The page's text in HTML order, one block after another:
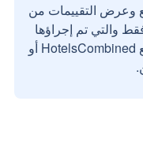
وعرض التقييمات من
والتي تم إجراؤها
بواسطة مستخدمين حقيقيين مع HotelsCombined أو